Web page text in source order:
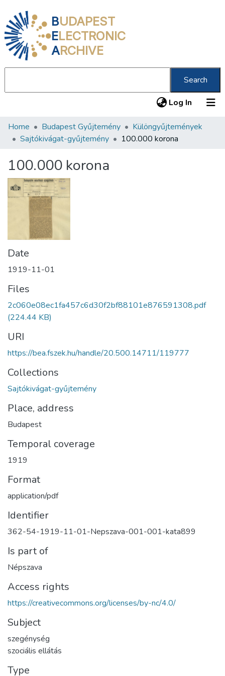
BUDAPEST
ELECTRONIC
ARCHIVE
Search
Log In (current)
Communities & Collections
Statistics
About us
Home Budapest Gyűjtemény
Különgyűjtemények
Sajtókivágat-gyűjtemény
100.000 korona
100.000 korona
Date
1919-11-01
Files
2c060e08ec1fa457c6d30f2bf88101e876591308.pdf
(224.44 KB)
URI
https://bea.fszek.hu/handle/20.500.14711/119777
Collections
Sajtókivágat-gyűjtemény
Place, address
Budapest
Temporal coverage
1919
Format
application/pdf
Identifier
362-54-1919-11-01-Nepszava-001-001-kata899
Is part of
Népszava
Access rights
https://creativecommons.org/licenses/by-nc/4.0/
Subject
szegénység
szociális ellátás
Type